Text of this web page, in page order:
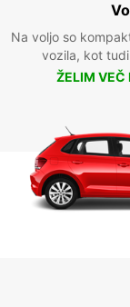
Na voljo so
vozila, kot
ŽELIM VEČ